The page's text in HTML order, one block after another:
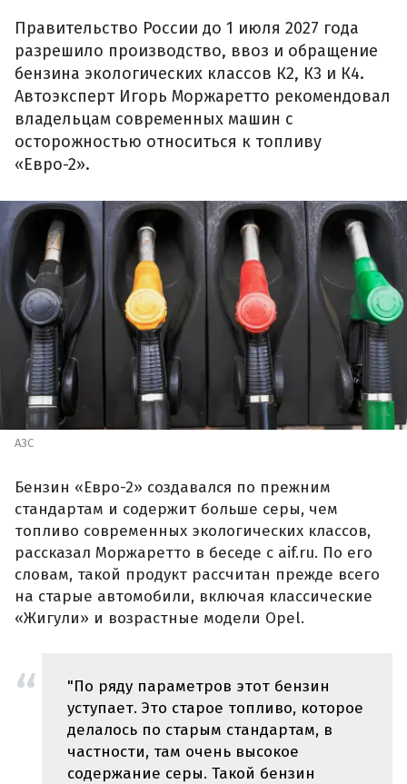
Правительство России до 1 июля 2027 года
разрешило производство, ввоз и обращение
бензина экологических классов К2, К3 и К4.
Автоэксперт Игорь Моржаретто рекомендовал
владельцам современных машин с
осторожностью относиться к топливу
«Евро-2».
АЗС
Бензин «Евро-2» создавался по прежним
стандартам и содержит больше серы, чем
топливо современных экологических классов,
рассказал Моржаретто в беседе с aif.ru. По его
словам, такой продукт рассчитан прежде всего
на старые автомобили, включая классические
«Жигули» и возрастные модели Opel.
"По ряду параметров этот бензин
уступает. Это старое топливо, которое
делалось по старым стандартам, в
частности, там очень высокое
содержание серы. Такой бензин